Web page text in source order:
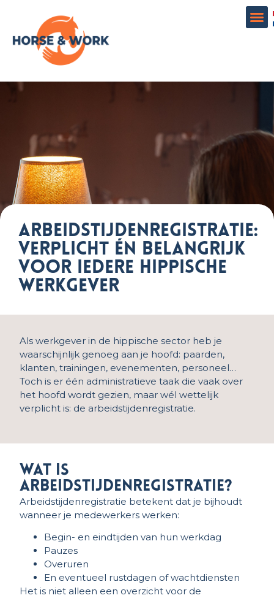
Arbeidstijdenregistratie:
verplicht én belangrijk
voor iedere hippische
werkgever
Als werkgever in de hippische sector heb je
waarschijnlijk genoeg aan je hoofd: paarden,
klanten, trainingen, evenementen, personeel…
Toch is er één administratieve taak die vaak over
het hoofd wordt gezien, maar wél wettelijk
verplicht is: de arbeidstijdenregistratie.
Wat is
arbeidstijdenregistratie?
Arbeidstijdenregistratie betekent dat je bijhoudt
wanneer je medewerkers werken:
Begin- en eindtijden van hun werkdag
Pauzes
Overuren
En eventueel rustdagen of wachtdiensten
Het is niet alleen een overzicht voor de